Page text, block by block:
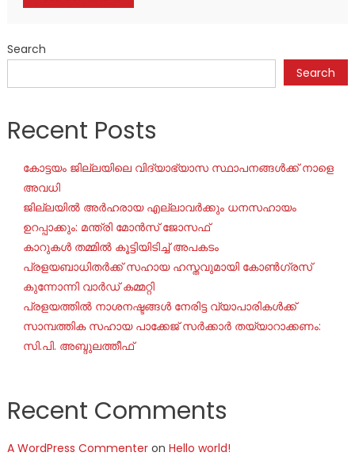
Search
Search
Recent Posts
കോട്ടയം ജില്ലയിലെ വിദ്യാഭ്യാസ സ്ഥാപനങ്ങൾക്ക് നാളെ
അവധി
ജില്ലയില്‍ അര്‍ഹരായ എല്ലാവര്‍ക്കും ധനസഹായം
ഉറപ്പാക്കും: മന്ത്രി മോന്‍സ് ജോസഫ്
കാറുകൾ തമ്മിൽ കൂട്ടിയിടിച്ച് അപകടം
പ്രളയബാധിതർക്ക് സഹായ ഹസ്തവുമായി കോൺഗ്രസ്
കുന്നോന്നി വാർഡ് കമ്മറ്റി
പ്രളയത്തിൽ നാശനഷ്ടങ്ങൾ നേരിട്ട വ്യാപാരികൾക്ക്
സാമ്പത്തിക സഹായ പാക്കേജ് സർക്കാർ തയ്യാറാക്കണം:
സി.പി. അബ്ദുലത്തീഫ്
Recent Comments
A WordPress Commenteron Hello world!